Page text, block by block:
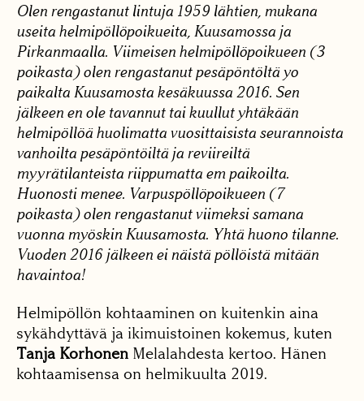
Olen rengastanut lintuja 1959 lähtien, mukana
useita helmipöllöpoikueita, Kuusamossa ja
Pirkanmaalla. Viimeisen helmipöllöpoikueen (3
poikasta) olen rengastanut pesäpöntöltä yo
paikalta Kuusamosta kesäkuussa 2016. Sen
jälkeen en ole tavannut tai kuullut yhtäkään
helmipöllöä huolimatta vuosittaisista seurannoista
vanhoilta pesäpöntöiltä ja reviireiltä
myyrätilanteista riippumatta em paikoilta.
Huonosti menee. Varpuspöllöpoikueen (7
poikasta) olen rengastanut viimeksi samana
vuonna myöskin Kuusamosta. Yhtä huono tilanne.
Vuoden 2016 jälkeen ei näistä pöllöistä mitään
havaintoa!
Helmipöllön kohtaaminen on kuitenkin aina
sykähdyttävä ja ikimuistoinen kokemus, kuten
Tanja Korhonen Melalahdesta kertoo. Hänen
kohtaamisensa on helmikuulta 2019.